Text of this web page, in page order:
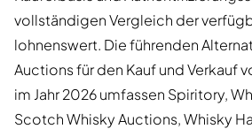
vollständigen Vergleich der
lohnenswert. Die führenden
Auctions für den Kauf und Verkauf
im Jahr 2026 umfassen Spiritory,
Scotch Whisky Auctions, Whisky